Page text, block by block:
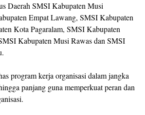
Daerah SMSI Kabupaten Musi
Empat Lawang, SMSI Kabupaten
Kota Pagaralam, SMSI Kabupaten
Kabupaten Musi Rawas dan SMSI
program kerja organisasi dalam jangka
panjang guna memperkuat peran dan